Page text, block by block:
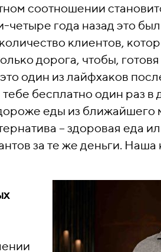
соотношении
года назад это
клиентов,
дорога, чтобы,
один из лайфхаков
бесплатно один раз в
еды из ближайшего
– здоровая еда
за те же деньги. Наша